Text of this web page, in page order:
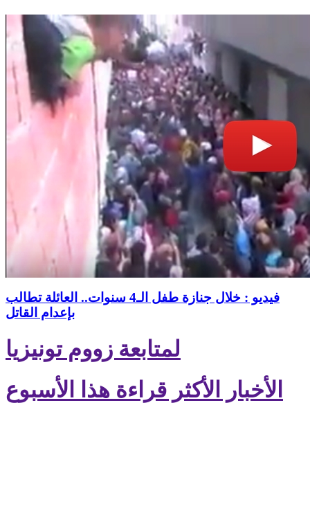
فيديو : خلال جنازة طفل الـ4 سنوات.. العائلة تطالب
بإعدام القاتل
لمتابعة زووم تونيزيا
الأخبار الأكثر قراءة هذا الأسبوع